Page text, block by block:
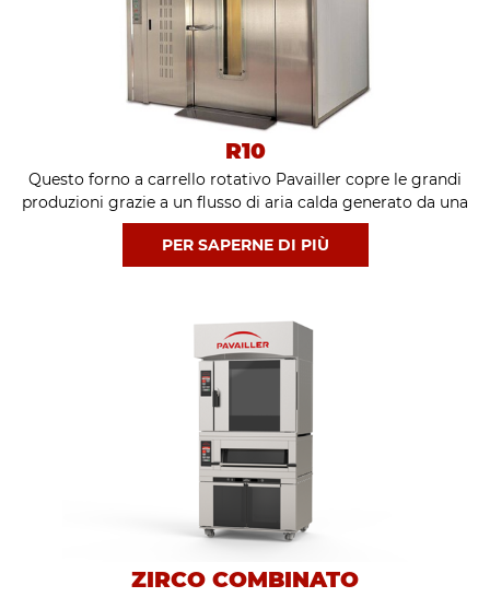
R10
Questo forno a carrello rotativo Pavailler copre le grandi
produzioni grazie a un flusso di aria calda generato da una
turbina di 500 mm di diametro. È disponibile in 3 versioni:
forno a gas, forno a olio e forno elettrico.
PER SAPERNE DI PIÙ
ZIRCO COMBINATO